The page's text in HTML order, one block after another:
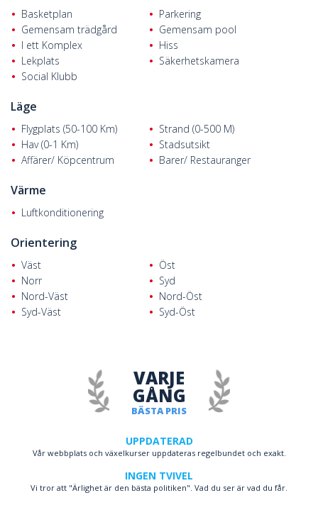
Basketplan
Parkering
Gemensam trädgård
Gemensam pool
I ett Komplex
Hiss
Lekplats
Säkerhetskamera
Social Klubb
Läge
Flygplats (50-100 Km)
Strand (0-500 M)
Hav (0-1 Km)
Stadsutsikt
Affärer/ Köpcentrum
Barer/ Restauranger
Värme
Luftkonditionering
Orientering
Väst
Öst
Norr
Syd
Nord-Väst
Nord-Öst
Syd-Väst
Syd-Öst
BÄSTA PRIS
VARJE
GÅNG
UPPDATERAD
Vår webbplats och växelkurser uppdateras regelbundet och exakt.
INGEN TVIVEL
Vi tror att "Ärlighet är den bästa politiken". Vad du ser är vad du får.